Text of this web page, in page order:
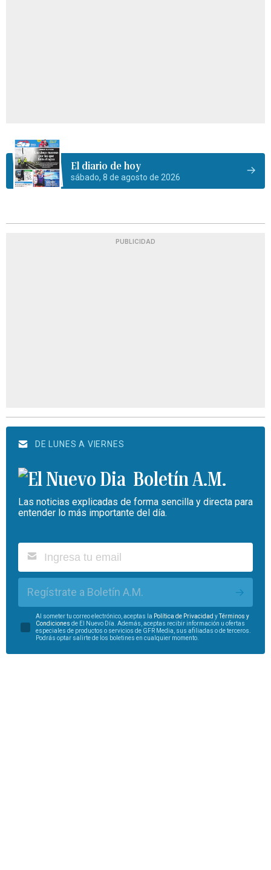
El diario de hoy
sábado, 8 de agosto de 2026
PUBLICIDAD
DE LUNES A VIERNES
Boletín A.M.
Las noticias explicadas de forma sencilla y directa para
entender lo más importante del día.
Regístrate a Boletín A.M.
Al someter tu correo electrónico, aceptas la Política de Privacidad yTérminos y
Condiciones de El Nuevo Día. Además, aceptas recibir información u ofertas
especiales de productos o servicios de GFR Media, sus afiliadas o de terceros.
Podrás optar salirte de los boletines en cualquier momento.